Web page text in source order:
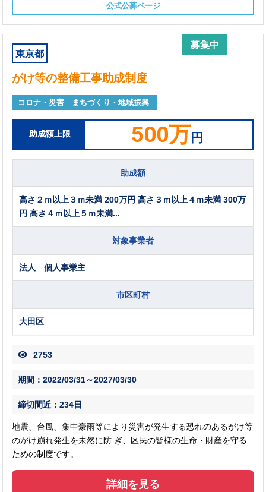
公式公募ページ
募集中
東京都
がけ等の整備工事助成制度
コロナ・災害 まちづくり・地域振興
助成額上限 500万円
助成額
高さ２ｍ以上３ｍ未満 200万円 高さ３ｍ以上４ｍ未満 300万
円 高さ４ｍ以上５ｍ未満...
対象事業者
法人 個人事業主
市区町村
大田区
2753
期間：2022/03/31～2027/03/30
締切間近：234日
地震、台風、集中豪雨等により災害が発生する恐れのあるがけ等
のがけ崩れ発生を未然に防 ぎ、区民の皆様の生命・財産を守る
ための制度です。
詳細を見る